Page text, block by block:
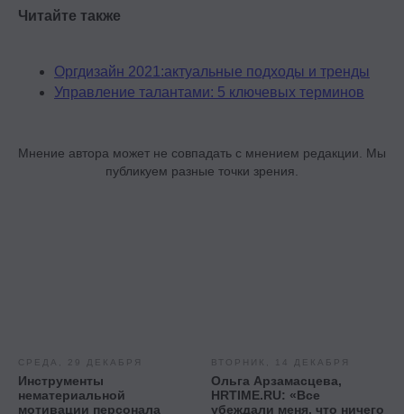
Читайте также
Оргдизайн 2021:актуальные подходы и тренды
Управление талантами: 5 ключевых терминов
Мнение автора может не совпадать с мнением редакции. Мы
публикуем разные точки зрения.
СРЕДА, 29 ДЕКАБРЯ
Инструменты
нематериальной
мотивации персонала
ВТОРНИК, 14 ДЕКАБРЯ
Ольга Арзамасцева,
HRTIME.RU: «Все
убеждали меня, что ничего
добиться высокой зарплаты вне IT
Эйчары обращают внимание
на почту соискателя. У вас